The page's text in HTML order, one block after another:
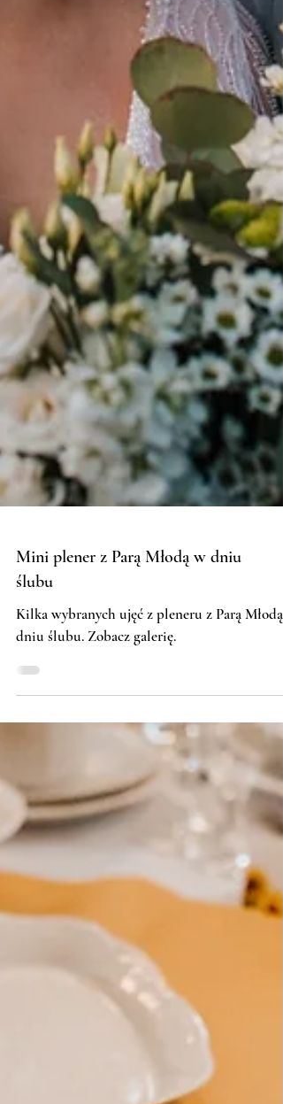
Mini plener z Parą Młodą w dniu
ślubu